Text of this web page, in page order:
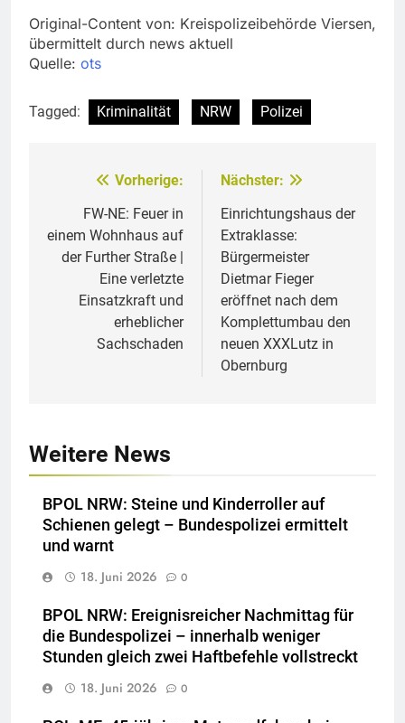
Original-Content von: Kreispolizeibehörde Viersen,
übermittelt durch news aktuell
Quelle: ots
Tagged: Kriminalität NRW Polizei
Beitragsnavigation
Vorherige:
FW-NE: Feuer in
einem Wohnhaus auf
der Further Straße |
Eine verletzte
Einsatzkraft und
erheblicher
Sachschaden
Nächster:
Einrichtungshaus der
Extraklasse:
Bürgermeister
Dietmar Fieger
eröffnet nach dem
Komplettumbau den
neuen XXXLutz in
Obernburg
Weitere News
BPOL NRW: Steine und Kinderroller auf
Schienen gelegt – Bundespolizei ermittelt
und warnt
18. Juni 2026
0
BPOL NRW: Ereignisreicher Nachmittag für
die Bundespolizei – innerhalb weniger
Stunden gleich zwei Haftbefehle vollstreckt
18. Juni 2026
0